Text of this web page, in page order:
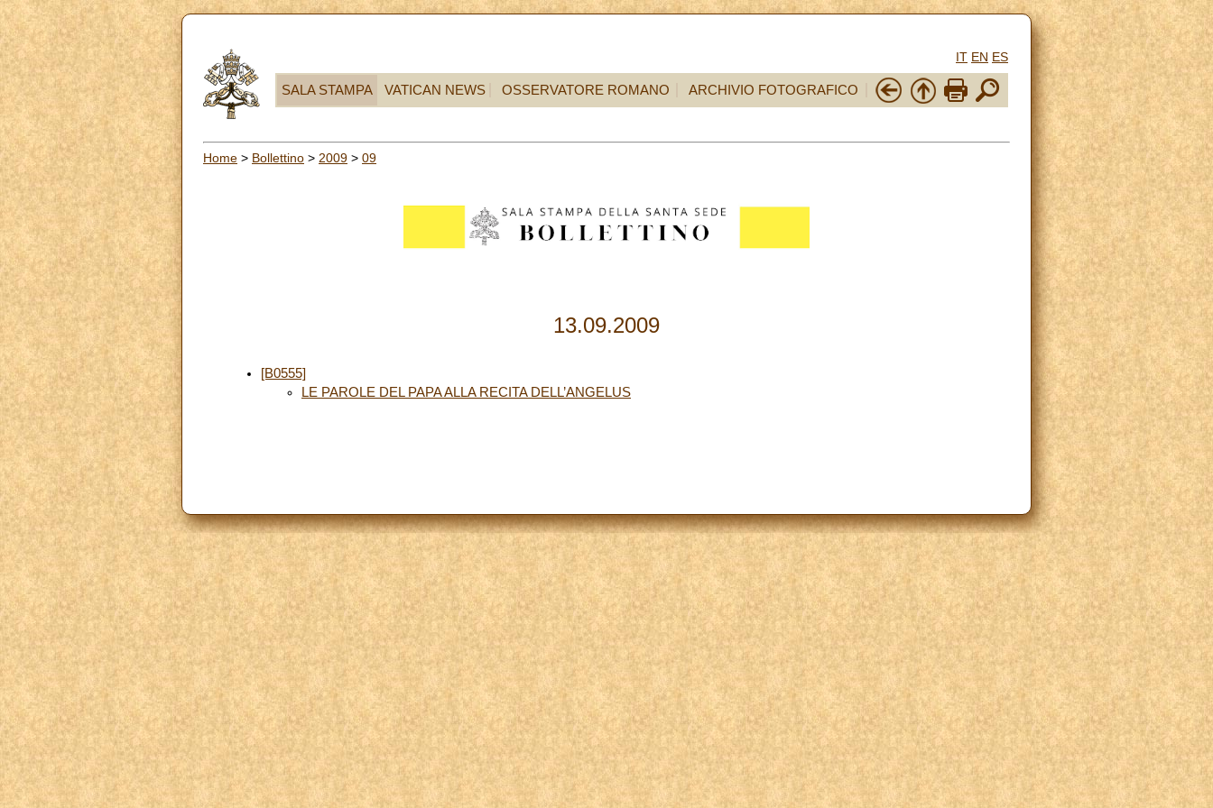
IT EN ES
SALA STAMPA VATICAN NEWS OSSERVATORE ROMANO ARCHIVIO FOTOGRAFICO
Home > Bollettino > 2009 > 09
13.09.2009
[B0555]
LE PAROLE DEL PAPA ALLA RECITA DELL’ANGELUS